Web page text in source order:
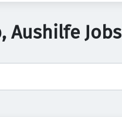
Aushilfe Jobs